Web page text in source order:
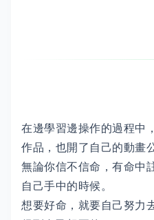
在邊學習邊操作的過程中
作品，也開了自己的動畫
無論你信不信命，有命中
自己手中的時候。
想要好命，就要自己努力